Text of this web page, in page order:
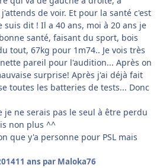
de voir. Et pour la santé c'est
suis dit ! Il a 40 ans, moi à 20 ans je
santé, faisant du sport, bois
tout, 67kg pour 1m74.. Je vois très
pareil pour l'audition... Après on
surprise! Après j'ai déjà fait
toutes les batteries de tests... Donc
ne serais pas le seul à être perdu
non plus ^^
que y'a personne pour PSL mais
11 ans par Maloka76